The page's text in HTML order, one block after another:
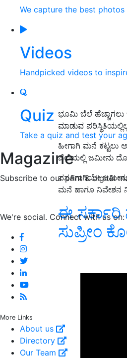
We capture the best
Videos
Handpicked videos to
Quiz
Take a quiz and test your
Magazine
Subscribe to our print & digital
We're social. Connect with us on:
More Links
About us
Directory
Our Team
ಭೂಮಿ ಬೆಲೆ ಹೆಚ್ಚಾಗಲು
ಮಾಡುವ
ಹೀಗಾಗಿ ಮನೆ ಕಟ್ಟಲು
ಬೆಲೆಯಲ್ಲಿ ಜಮೀನು
ವಸತಿಗಾಗಿಯೇ ಜಮೀನು
ಮನೆ ಹಾಗೂ ನಿವೇಶನ
ಈ
ಸುಪ್ರೀಂ